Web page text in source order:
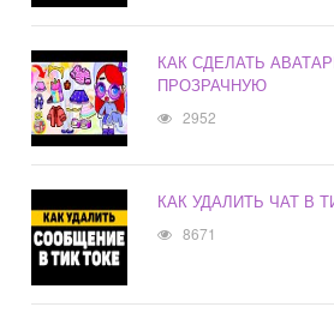
КАК СДЕЛАТЬ
ПРОЗРАЧНУЮ
2952
КАК УДАЛИТЬ ЧАТ В
8671